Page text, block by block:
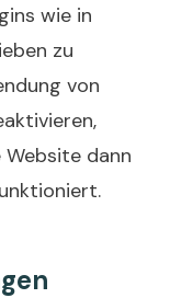
wie in
zu
von
dann